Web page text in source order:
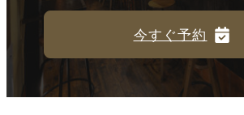
今すぐ予約